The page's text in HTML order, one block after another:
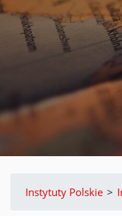
Instytuty Polskie >